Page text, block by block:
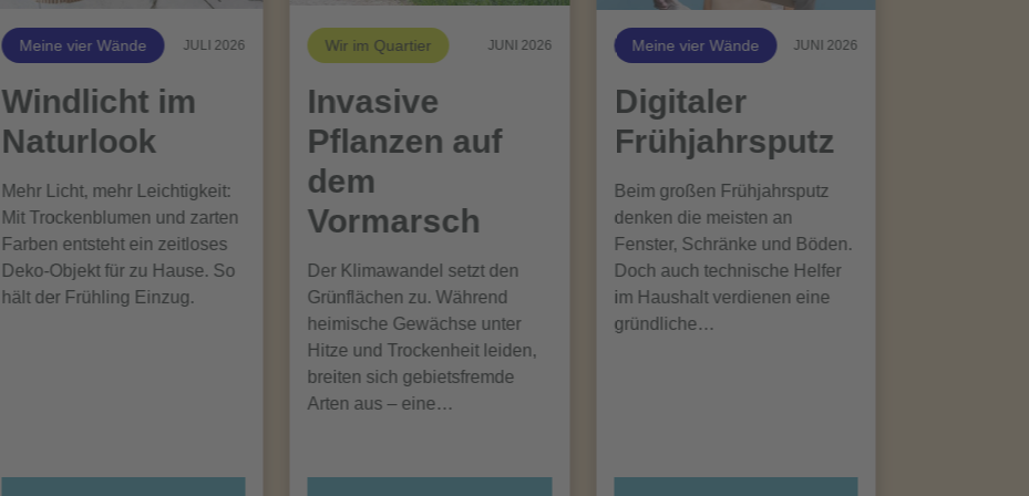
Meine vier Wände JULI 2026
Windlicht im
Naturlook
Mehr Licht, mehr Leichtigkeit:
Mit Trockenblumen und zarten
Farben entsteht ein zeitloses
Deko-Objekt für zu Hause. So
hält der Frühling Einzug.
Wir im Quartier JUNI 2026
Invasive
Pflanzen auf
dem
Vormarsch
Der Klimawandel setzt den
Grünflächen zu. Während
heimische Gewächse unter
Hitze und Trockenheit leiden,
breiten sich gebietsfremde
Arten aus – eine…
Meine vier Wände JUNI 2026
Digitaler
Frühjahrsputz
Beim großen Frühjahrsputz
denken die meisten an
Fenster, Schränke und Böden.
Doch auch technische Helfer
im Haushalt verdienen eine
gründliche…